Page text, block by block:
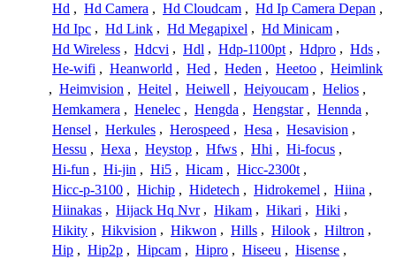
Hd , Hd Camera , Hd Cloudcam , Hd Ip Camera Depan ,
Hd Ipc , Hd Link , Hd Megapixel , Hd Minicam ,
Hd Wireless , Hdcvi , Hdl , Hdp-1100pt , Hdpro , Hds ,
He-wifi , Heanworld , Hed , Heden , Heetoo , Heimlink
, Heimvision , Heitel , Heiwell , Heiyoucam , Helios ,
Hemkamera , Henelec , Hengda , Hengstar , Hennda ,
Hensel , Herkules , Herospeed , Hesa , Hesavision ,
Hessu , Hexa , Heystop , Hfws , Hhi , Hi-focus ,
Hi-fun , Hi-jin , Hi5 , Hicam , Hicc-2300t ,
Hicc-p-3100 , Hichip , Hidetech , Hidrokemel , Hiina ,
Hiinakas , Hijack Hq Nvr , Hikam , Hikari , Hiki ,
Hikity , Hikvision , Hikwon , Hills , Hilook , Hiltron ,
Hip , Hip2p , Hipcam , Hipro , Hiseeu , Hisense ,